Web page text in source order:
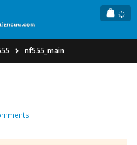
nf555_main